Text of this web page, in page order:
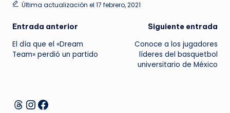
Última actualización el 17 febrero, 2021
Navegación
de
Entrada anterior
El día que el «Dream
Team» perdió un partido
Siguiente entrada
Conoce a los jugadores
líderes del basquetbol
universitario de México
Threads
Instagram
Facebook